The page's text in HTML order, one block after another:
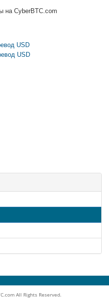
на CyberBTC.com
USD
USD
All Rights Reserved.